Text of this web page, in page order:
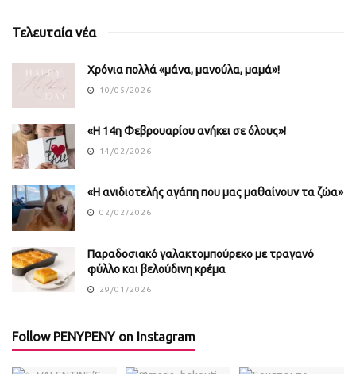
Τελευταία νέα
Χρόνια πολλά «μάνα, μανούλα, μαμά»!
10/05/2026
«Η 14η Φεβρουαρίου ανήκει σε όλους»!
14/02/2026
«Η ανιδιοτελής αγάπη που μας μαθαίνουν τα ζώα»
02/02/2026
Παραδοσιακό γαλακτομπούρεκο με τραγανό
φύλλο και βελούδινη κρέμα
29/01/2026
Follow PENYPENY on Instagram